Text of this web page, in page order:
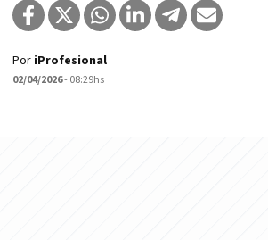
Por iProfesional
02/04/2026- 08:29hs